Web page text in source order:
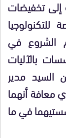
إلى تخفيضات
للتكنولوجيا
الشروع في
بالآليات
السيد مدير
معافة أنهما
في ما